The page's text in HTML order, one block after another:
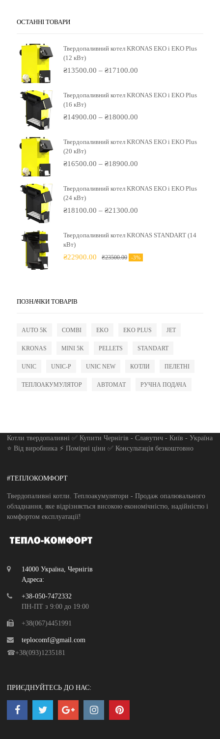
ОСТАННІ ТОВАРИ
Твердопаливний котел KRONAS EKO і EKO Plus
(12 кВт)
₴13500.00 – ₴17100.00
Твердопаливний котел KRONAS EKO і EKO Plus
(16 кВт)
₴14900.00 – ₴18000.00
Твердопаливний котел KRONAS EKO і EKO Plus
(20 кВт)
₴16500.00 – ₴18900.00
Твердопаливний котел KRONAS EKO і EKO Plus
(24 кВт)
₴18100.00 – ₴21300.00
Твердопаливний котел KRONAS STANDART (14
кВт)
₴23500.00
₴22900.00 -3%
ПОЗНАЧКИ ТОВАРІВ
AUTO 5K COMBI EKO EKO PLUS JET
KRONAS MINI 5K PELLETS STANDART
UNIC UNIC-P UNIC NEW КОТЛИ ПЕЛЕТНІ
ТЕПЛОАКУМУЛЯТОР АВТОМАТ РУЧНА ПОДАЧА
Котли твердопаливні ✅ Купити Чернігів - Славутич - Київ - Україна
⭐ Від виробника ⚡ Помірні ціни ✅ Консультація безкоштовно
#ТЕПЛОКОМФОРТ
Твердопаливні котли. Теплоакумулятори - Продаж опалювального
обладнання, яке відрізняється високою економічністю, надійністю і
комфортом експлуатації!
14000 Україна, Чернігів
Адреса:
+38-050-7472332
ПН-ПТ з 9:00 до 19:00
+38(067)4451991
teplocomf@gmail.com
☎+38(093)1235181
ПРИЄДНУЙТЕСЬ ДО НАС: